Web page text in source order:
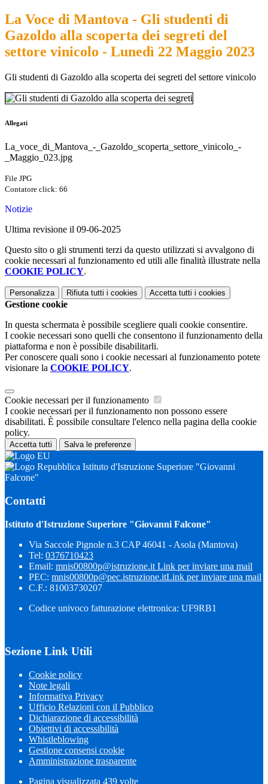
La Voce di Mantova - Gli studenti di
Gazoldo alla scoperta dei segreti del
settore vinicolo - Lunedì 22 Maggio 2023
Gli studenti di Gazoldo alla scoperta dei segreti del settore vinicolo
Allegati
La_voce_di_Mantova_-_Gazoldo_scoperta_settore_vinicolo_-
_Maggio_023.jpg
File JPG
Contatore click: 66
Notizie
Ultima revisione il 09-06-2025
Questo sito o gli strumenti terzi da questo utilizzati si avvalgono di
cookie necessari al funzionamento ed utili alle finalità illustrate nella
COOKIE POLICY.
Personalizza Rifiuta tutti i cookies Accetta tutti i cookies
Gestione cookie
In questa schermata è possibile scegliere quali cookie consentire.
I cookie necessari sono quelli che consentono il funzionamento della
piattaforma e non è possibile disabilitarli.
Per conoscere quali sono i cookie necessari al funzionamento potete
visionare la COOKIE POLICY.
Cookie necessari per il funzionamento
I cookie necessari per il funzionamento non possono essere
disabilitati. È possibile consultare l'elenco nella pagina della cookie
policy.
Accetta tutti Salva le preferenze
Istituto d'Istruzione Superiore "Giovanni
Falcone"
Contatti
Istituto d'Istruzione Superiore "Giovanni Falcone"
Via Saccole Pignole n.3 CAP 46041 - Asola (Mantova)
Tel: 0376710423
Email: mnis00800p@istruzione.it Link per inviare una mail
PEC: mnis00800p@pec.istruzione.itLink per inviare una mail
C.F.: 81003730207
Codice univoco fatturazione elettronica: UF9RB1
Sezione Link Utili
Cookie policy
Note legali
Informativa Privacy
Ufficio Relazioni con il Pubblico
Dichiarazione di accessibilità
Obiettivi di accessibilità
Whistleblowing
Gestione consensi cookie
Amministrazione trasparente
Pagina visualizzata 439 volte